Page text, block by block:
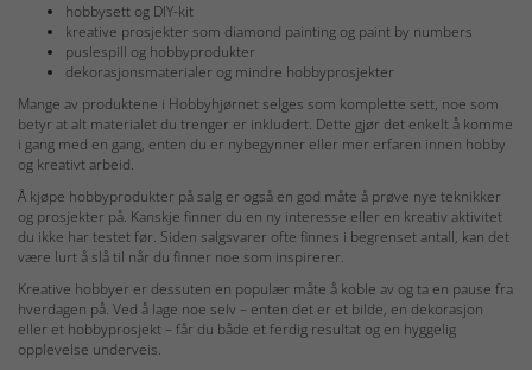
hobbysett og DIY-kit
kreative prosjekter som diamond painting og paint by numbers
puslespill og hobbyprodukter
dekorasjonsmaterialer og mindre hobbyprosjekter
Mange av produktene i Hobbyhjørnet selges som komplette sett, noe som
betyr at alt materialet du trenger er inkludert. Dette gjør det enkelt å komme
i gang med en gang, enten du er nybegynner eller mer erfaren innen hobby
og kreativt arbeid.
Å kjøpe hobbyprodukter på salg er også en god måte å prøve nye teknikker
og prosjekter på. Kanskje finner du en ny interesse eller en kreativ aktivitet
du ikke har testet før. Siden salgsvarer ofte finnes i begrenset antall, kan det
være lurt å slå til når du finner noe som inspirerer.
Kreative hobbyer er dessuten en populær måte å koble av og ta en pause fra
hverdagen på. Ved å lage noe selv – enten det er et bilde, en dekorasjon
eller et hobbyprosjekt – får du både et ferdig resultat og en hyggelig
opplevelse underveis.